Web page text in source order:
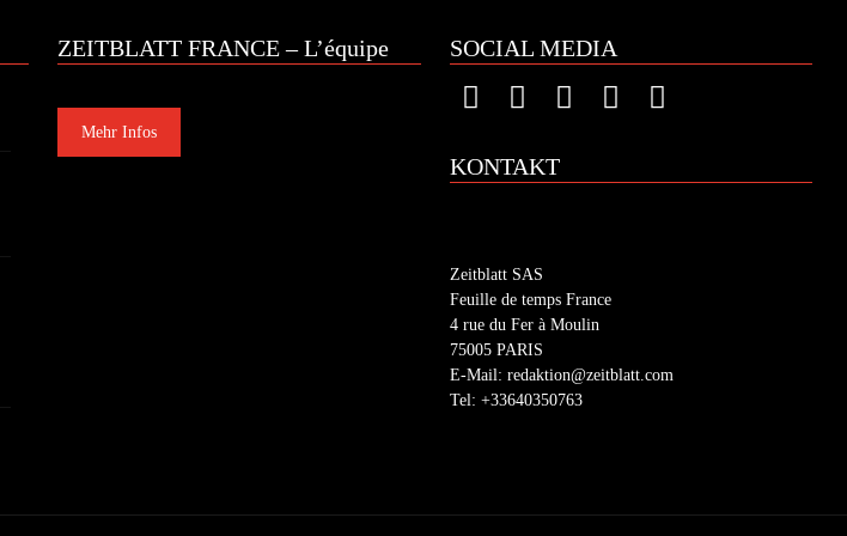
ZEITBLATT FRANCE – L’équipe
Mehr Infos
SOCIAL MEDIA
KONTAKT
Zeitblatt SAS
Feuille de temps France
4 rue du Fer à Moulin
75005 PARIS
E-Mail: redaktion@zeitblatt.com
Tel: +33640350763